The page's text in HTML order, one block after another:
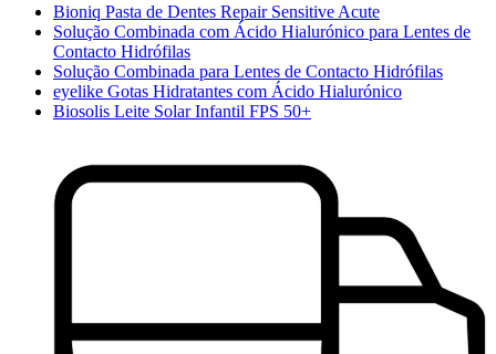
Bioniq Pasta de Dentes Repair Sensitive Acute
Solução Combinada com Ácido Hialurónico para Lentes de
Contacto Hidrófilas
Solução Combinada para Lentes de Contacto Hidrófilas
eyelike Gotas Hidratantes com Ácido Hialurónico
Biosolis Leite Solar Infantil FPS 50+